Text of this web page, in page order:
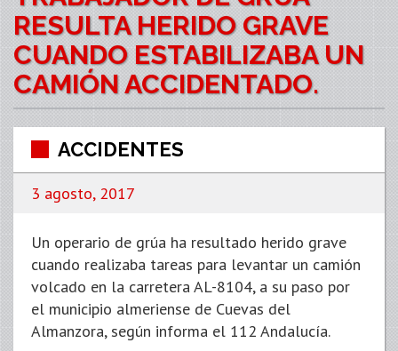
RESULTA HERIDO GRAVE
CUANDO ESTABILIZABA UN
CAMIÓN ACCIDENTADO.
ACCIDENTES
3 agosto, 2017
Un operario de grúa ha resultado herido grave
cuando realizaba tareas para levantar un camión
volcado en la carretera AL-8104, a su paso por
el municipio almeriense de Cuevas del
Almanzora, según informa el 112 Andalucía.